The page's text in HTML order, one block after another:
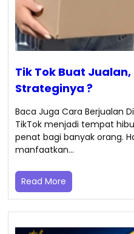
Tik Tok Buat
Strateginya ?
Baca Juga Cara Berjualan
TikTok menjadi tempat
penat bagi banyak orang.
manfaatkan…
Read More